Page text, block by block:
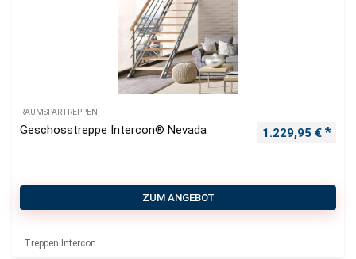
RAUMSPARTREPPEN
Geschosstreppe Intercon® Nevada 1.229,95 €
ZUM ANGEBOT
Treppen Intercon